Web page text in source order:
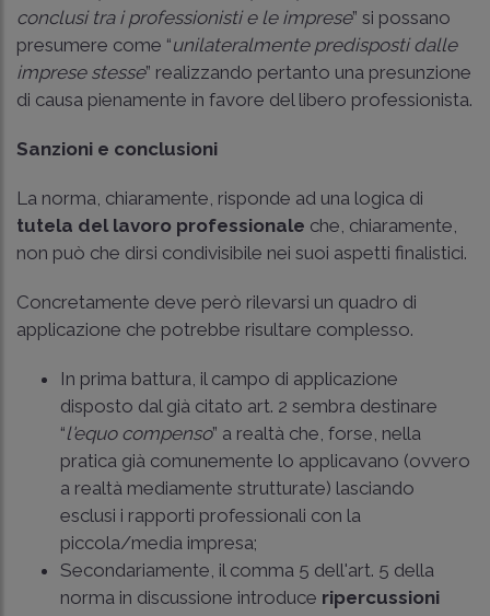
conclusi tra i professionisti e le imprese” si possano
presumere come “unilateralmente predisposti dalle
imprese stesse” realizzando pertanto una presunzione
di causa pienamente in favore del libero professionista.
Sanzioni e conclusioni
La norma, chiaramente, risponde ad una logica di
tutela del lavoro professionale che, chiaramente,
non può che dirsi condivisibile nei suoi aspetti finalistici.
Concretamente deve però rilevarsi un quadro di
applicazione che potrebbe risultare complesso.
In prima battura, il campo di applicazione
disposto dal già citato art. 2 sembra destinare
“l'equo compenso” a realtà che, forse, nella
pratica già comunemente lo applicavano (ovvero
a realtà mediamente strutturate) lasciando
esclusi i rapporti professionali con la
piccola/media impresa;
Secondariamente, il comma 5 dell'art. 5 della
norma in discussione introduce ripercussioni